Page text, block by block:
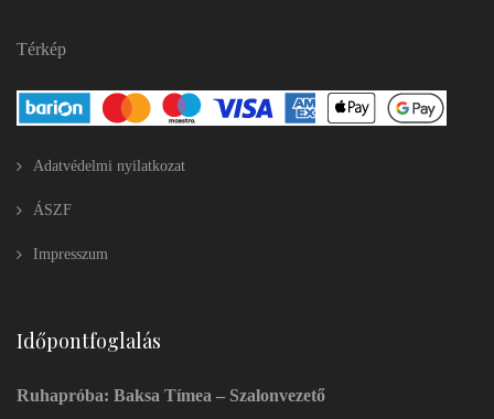
Térkép
Adatvédelmi nyilatkozat
ÁSZF
Impresszum
Időpontfoglalás
Ruhapróba: Baksa Tímea – Szalonvezető